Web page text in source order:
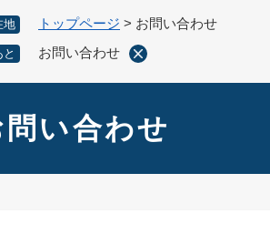
地 トップページ > お問い合わせ
と お問い合わせ
問い合わせ